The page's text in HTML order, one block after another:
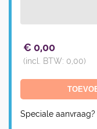
€ 0,00
(incl. BTW: 0,00)
Speciale aanvraag?